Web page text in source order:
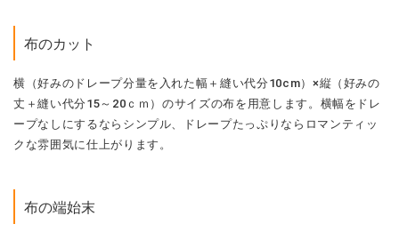
布の端始末
左右の端と裾を1cmほどの三つ折りで始末します。縫い代を折って
に吊るす方法なら、両端や裾と同じように上部も三つ折り始末で
OK。縫うのが面倒なら、布用接着剤やアイロンでつく布用接着テー